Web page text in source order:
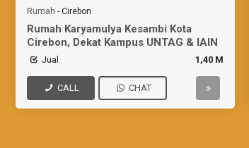
Rumah - Cirebon
Rumah Karyamulya Kesambi Kota
Cirebon, Dekat Kampus UNTAG & IAIN
Jual 1,40 M
CALL CHAT